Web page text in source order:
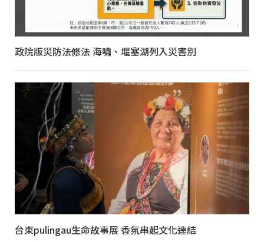
政院版災防法修法 海嘯、堰塞湖列入災害別
台東pulingau生命故事展 香氛串起文化連結